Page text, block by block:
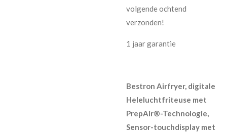
volgende ochtend
verzonden!
1 jaar garantie
Bestron Airfryer, digitale
Heleluchtfriteuse met
PrepAir®-Technologie,
Sensor-touchdisplay met